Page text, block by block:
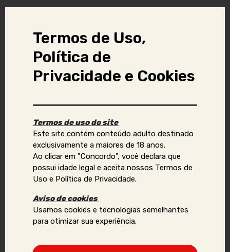
Atende Presencial Camgirl
Sexo Virtual
Aviso Importante:
Se você identificar golpes, conteúdos ilegais ou abusivos,
ou quiser reportar violações de direitos autorais, uso
indevido de imagens ou dados pessoais (como telefone,
e-mail, nomes, endereços, etc.), envie um e-mail para:
contato@acompanhantesvirtual.com.br.
Termos de Uso,
Política de
Privacidade e Cookies
Termos de uso do site
Este site contém conteúdo adulto destinado
exclusivamente a maiores de 18 anos.
Ao clicar em "Concordo", você declara que
possui idade legal e aceita nossos Termos de
Uso e Política de Privacidade.
Aviso de cookies
Usamos cookies e tecnologias semelhantes
para otimizar sua experiência.